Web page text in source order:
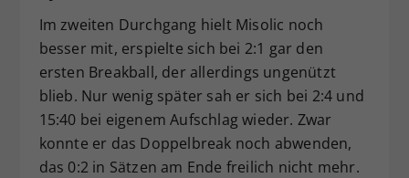
Im zweiten Durchgang hielt Misolic noch
besser mit, erspielte sich bei 2:1 gar den
ersten Breakball, der allerdings ungenützt
blieb. Nur wenig später sah er sich bei 2:4 und
15:40 bei eigenem Aufschlag wieder. Zwar
konnte er das Doppelbreak noch abwenden,
das 0:2 in Sätzen am Ende freilich nicht mehr.